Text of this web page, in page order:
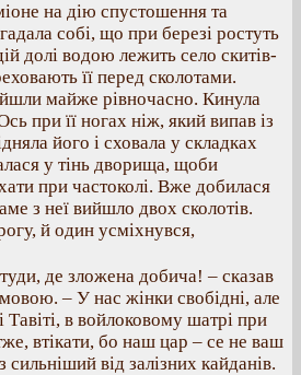
на дію спустошення та
собі, що при березі ростуть
долі водою лежить село скитів-
її перед сколотами.
майже рівночасно. Кинула
при її ногах ніж, який випав із
його і сховала у складках
у тінь дворища, щоби
при частоколі. Вже добилася
з неї вийшло двох сколотів.
й один усміхнувся,
де зложена добича! – сказав
– У нас жінки свобідні, але
Тавіті, в войлоковому шатрі при
втікати, бо наш цар – се не ваш
сильніший від залізних кайданів.